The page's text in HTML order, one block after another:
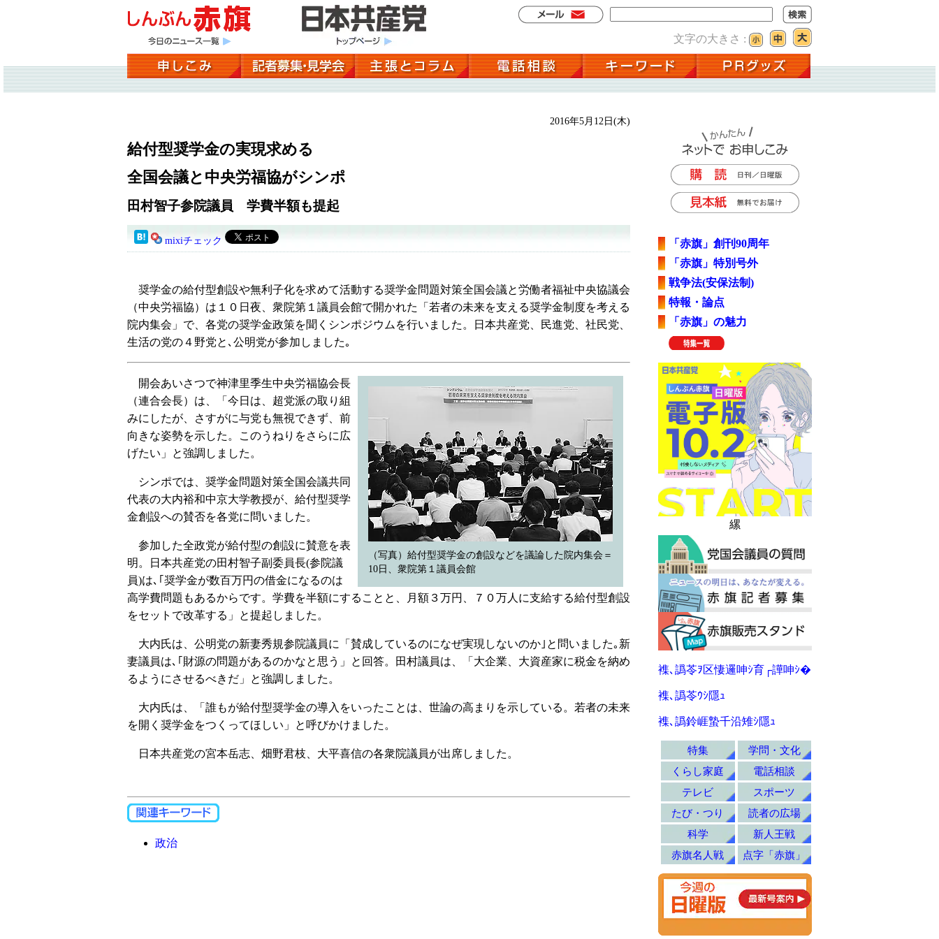
文字の大きさ :
2016年5月12日(木)
給付型奨学金の実現求める
全国会議と中央労福協がシンポ
田村智子参院議員 学費半額も提起
mixiチェック
奨学金の給付型創設や無利子化を求めて活動する奨学金問題対策全国会議と労働者福祉中央協議会
（中央労福協）は１０日夜、衆院第１議員会館で開かれた「若者の未来を支える奨学金制度を考える
院内集会」で、各党の奨学金政策を聞くシンポジウムを行いました。日本共産党、民進党、社民党、
生活の党の４野党と､公明党が参加しました｡
（写真）給付型奨学金の創設などを議論した院内集会＝
10日、衆院第１議員会館
開会あいさつで神津里季生中央労福協会長
（連合会長）は、「今日は、超党派の取り組
みにしたが、さすがに与党も無視できず、前
向きな姿勢を示した。このうねりをさらに広
げたい」と強調しました。
シンポでは、奨学金問題対策全国会議共同
代表の大内裕和中京大学教授が、給付型奨学
金創設への賛否を各党に問いました。
参加した全政党が給付型の創設に賛意を表
明。日本共産党の田村智子副委員長(参院議
員)は､｢奨学金が数百万円の借金になるのは
高学費問題もあるからです。学費を半額にすることと、月額３万円、７０万人に支給する給付型創設
をセットで改革する」と提起しました。
大内氏は、公明党の新妻秀規参院議員に「賛成しているのになぜ実現しないのか｣と問いました｡新
妻議員は､｢財源の問題があるのかなと思う」と回答。田村議員は、「大企業、大資産家に税金を納め
るようにさせるべきだ」と強調しました。
大内氏は、「誰もが給付型奨学金の導入をいったことは、世論の高まりを示している。若者の未来
を開く奨学金をつくってほしい」と呼びかけました。
日本共産党の宮本岳志、畑野君枝、大平喜信の各衆院議員が出席しました。
政治
「赤旗」創刊90周年
「赤旗」特別号外
戦争法(安保法制)
特報・論点
「赤旗」の魅力
縲
襍､譌苓ｦ区悽邏呻ｼ育┌譁呻ｼ�
襍､譌苓ｳｼ隱ｭ
襍､譌鈴崕蟄千沿雉ｼ隱ｭ
特集
学問・文化
くらし家庭
電話相談
テレビ
スポーツ
たび・つり
読者の広場
科学
新人王戦
赤旗名人戦
点字「赤旗」